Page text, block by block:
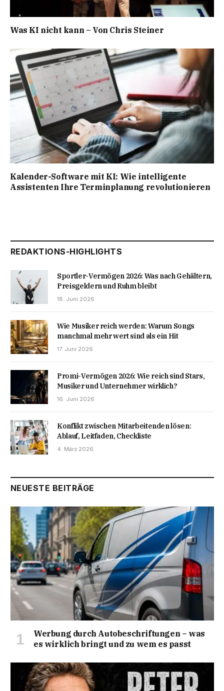
Was KI nicht kann – Von Chris Steiner
Kalender-Software mit KI: Wie intelligente
Assistenten Ihre Terminplanung revolutionieren
REDAKTIONS-HIGHLIGHTS
Sportler-Vermögen 2026: Was nach Gehältern,
Preisgeldern und Ruhm bleibt
18. Juni 2026
Wie Musiker reich werden: Warum Songs
manchmal mehr wert sind als ein Hit
17. Juni 2026
Promi-Vermögen 2026: Wie reich sind Stars,
Musiker und Unternehmer wirklich?
16. Juni 2026
Konflikt zwischen Mitarbeitenden lösen:
Ablauf, Leitfaden, Checkliste
4. März 2026
NEUESTE BEITRÄGE
Werbung durch Autobeschriftungen – was
es wirklich bringt und zu wem es passt